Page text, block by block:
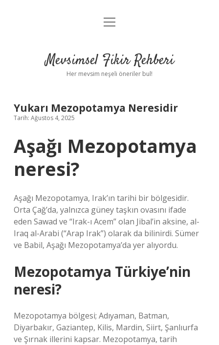
Anasayfa
Yasal Uyarı
menüyü
Mevsimsel Fikir Rehberi
Her mevsim neşeli öneriler bul!
Yukarı Mezopotamya Neresidir
Tarih: Ağustos 4, 2025
Aşağı Mezopotamya
neresi?
Aşağı Mezopotamya, Irak’ın tarihi bir bölgesidir.
Orta Çağ’da, yalnızca güney taşkın ovasını ifade
eden Sawad ve “Irak-ı Acem” olan Jibal’in aksine, al-
Iraq al-Arabi (“Arap Irak”) olarak da bilinirdi. Sümer
ve Babil, Aşağı Mezopotamya’da yer alıyordu.
Mezopotamya Türkiye’nin
neresi?
Mezopotamya bölgesi; Adıyaman, Batman,
Diyarbakır, Gaziantep, Kilis, Mardin, Siirt, Şanlıurfa
ve Şırnak illerini kapsar. Mezopotamya, tarih